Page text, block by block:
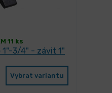
11 ks
1"-3/4" - závit 1"
Vybrat variantu